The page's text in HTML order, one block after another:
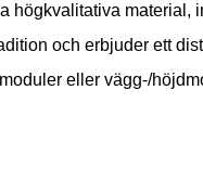
högkvalitativa material,
och erbjuder ett
eller vägg-/